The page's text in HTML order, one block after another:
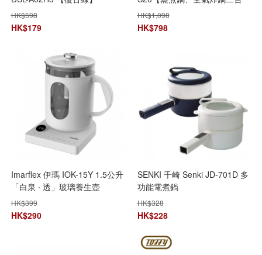
HK$598
HK$179
一】【原裝行貨】
HK$1,098
HK$798
Imarflex 伊瑪 IOK-15Y 1.5公升
「白泉 ‧ 透」玻璃養生壺
HK$399
HK$290
SENKI 千崎 Senki JD-701D 多
功能電煮鍋
HK$328
HK$228